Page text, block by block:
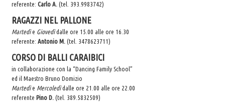
Capodanno 31/12/2015
Fatti riconoscere
referente:Carlo A. (tel. 393.9983742)
RAGAZZI NEL PALLONE
Martedìe Giovedìdalle ore 15.00 alle ore 16.30
referente:Antonio M. (tel. 3478623711)
CORSO DI BALLI CARAIBICI
in collaborazione con la “Dancing Family School”
ed il Maestro Bruno Domizio
Martedìe Mercoledìdalle ore 21.00 alle ore 22.00
referentePino D. (tel. 389.5832509)